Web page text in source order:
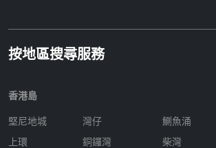
按地區搜尋服務
香港島
堅尼地城
上環
灣仔
銅鑼灣
鰂魚涌
柴灣